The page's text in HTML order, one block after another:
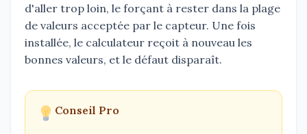
d'aller trop loin, le forçant à rester dans la plage
de valeurs acceptée par le capteur. Une fois
installée, le calculateur reçoit à nouveau les
bonnes valeurs, et le défaut disparaît.
Conseil Pro